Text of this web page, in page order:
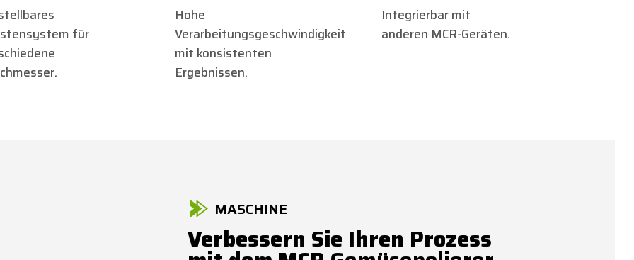
für
Hohe
Verarbeitungsgeschwindigkeit
mit konsistenten
Ergebnissen.
Integrierbar mit
anderen MCR-Geräten.
MASCHINE
Verbessern Sie Ihren Prozess